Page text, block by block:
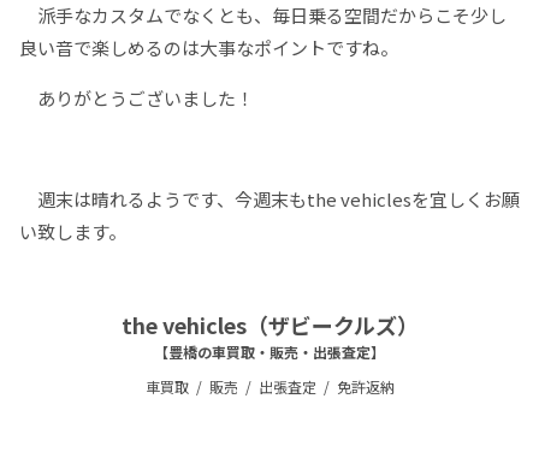
派手なカスタムでなくとも、毎日乗る空間だからこそ少し
良い音で楽しめるのは大事なポイントですね。
ありがとうございました！
週末は晴れるようです、今週末もthe vehiclesを宜しくお願
い致します。
the vehicles（ザビークルズ）
【豊橋の車買取・販売・出張査定】
車買取
販売 出張査定 免許返納